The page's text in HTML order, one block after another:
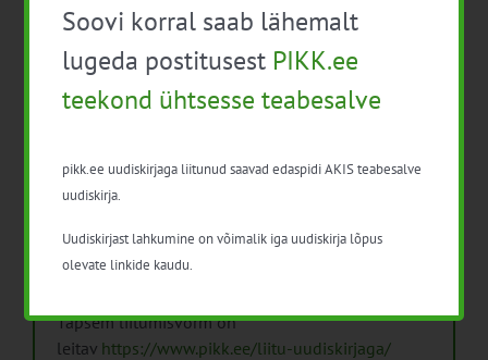
Pikk.ee uudiskirjaga liitumine.
Isikuandmeid töötleme vastavalt
Isikuandmete
Täpsem liitumisvorm on
leitav https://www.pikk.ee/liitu-uudiskirjaga/
Soovi korral saab lähemalt
lugeda postitusest PIKK.ee
teekond ühtsesse teabesalve
pikk.ee uudiskirjaga liitunud saavad edaspidi AKIS teabesalve
uudiskirja.
Uudiskirjast lahkumine on võimalik iga uudiskirja lõpus
olevate linkide kaudu.